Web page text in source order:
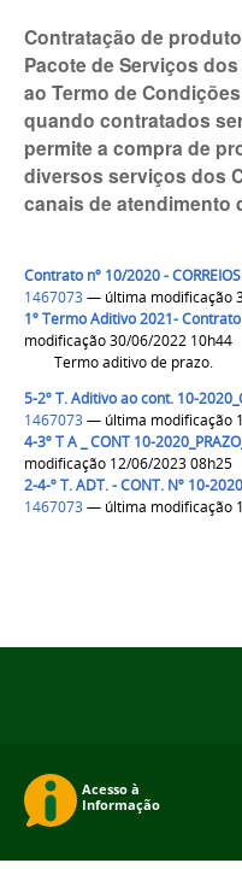
Contratação de
Pacote de Serviços
ao Termo de
quando contratados
permite a compra de
diversos serviços dos
canais de atendimento
Contrato nº 10/2020 -
1467073 — última modificação
1º Termo Aditivo 2021-
modificação 30/06/2022 10h44
Termo aditivo de prazo.
5-2º T. Aditivo ao cont. 10-
1467073 — última modificação
4-3º T A _ CONT 10-
modificação 12/06/2023 08h25
2-4-º T. ADT. - CONT. Nº 10-
1467073 — última modificação